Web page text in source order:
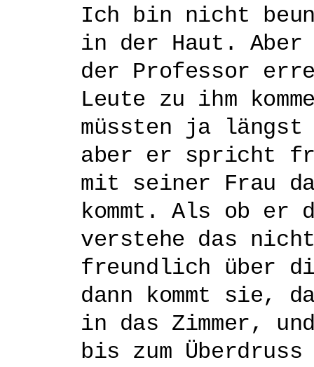
Ich bin nicht
in der Haut.
der Professor
Leute zu ihm
müssten ja
aber er spricht
mit seiner Frau
kommt. Als ob
verstehe das
freundlich über
dann kommt sie,
in das Zimmer,
bis zum